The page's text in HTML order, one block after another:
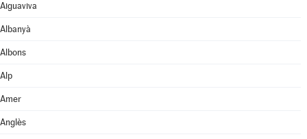
Aiguaviva
Albanyà
Albons
Alp
Amer
Anglès